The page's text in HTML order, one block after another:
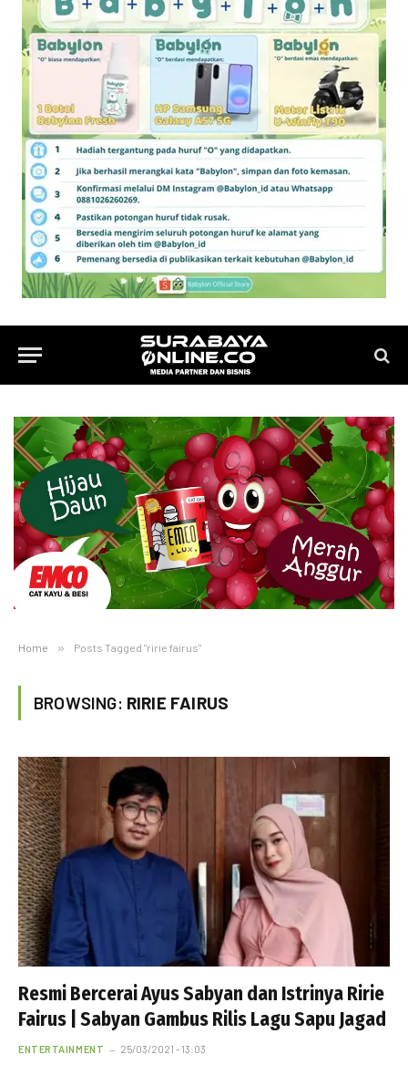
Home » Posts Tagged "ririe fairus"
BROWSING: RIRIE FAIRUS
Resmi Bercerai Ayus Sabyan dan Istrinya Ririe
Fairus | Sabyan Gambus Rilis Lagu Sapu Jagad
ENTERTAINMENT 25/03/2021 - 13:03